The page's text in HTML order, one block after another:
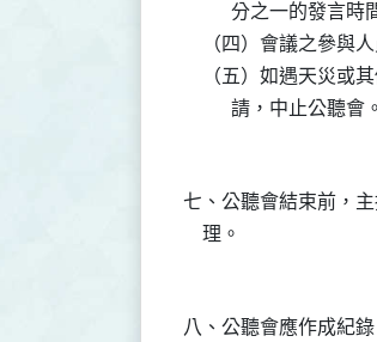
分之一的發
（四）會議之參與
（五）如遇天災
七、公聽會結束前，
八、公聽會應作成紀